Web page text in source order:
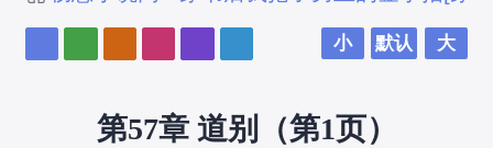
小 默认 大
第57章 道别（第1页）